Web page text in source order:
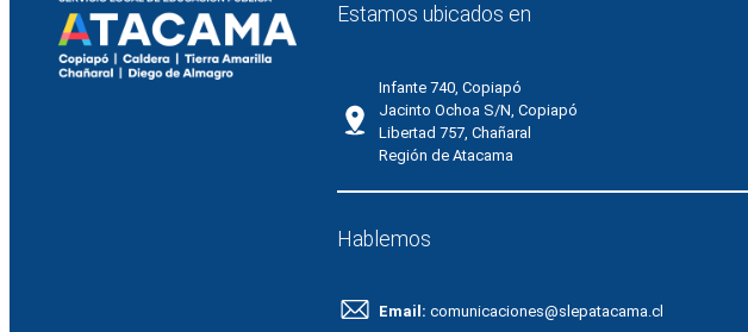
Estamos ubicados en
Infante 740, Copiapó
Jacinto Ochoa S/N, Copiapó
Libertad 757, Chañaral
Región de Atacama
Hablemos
Email: comunicaciones@slepatacama.cl